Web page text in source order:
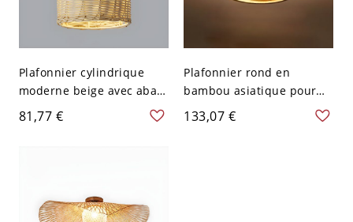
Plafonnier cylindrique
moderne beige avec abat-
jour en bois de rotin - 1
lumière, 10" - 110 V-120 V
81,77 €
Plafonnier rond en
bambou asiatique pour
salle à manger - 110 V-120
V Rond 49,53 cm
133,07 €